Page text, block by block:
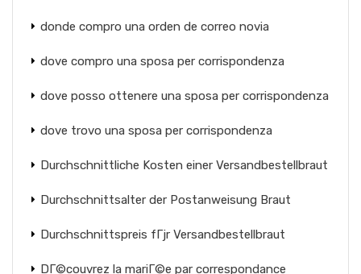
donde compro una orden de correo novia
dove compro una sposa per corrispondenza
dove posso ottenere una sposa per corrispondenza
dove trovo una sposa per corrispondenza
Durchschnittliche Kosten einer Versandbestellbraut
Durchschnittsalter der Postanweisung Braut
Durchschnittspreis fГјr Versandbestellbraut
DГ©couvrez la mariГ©e par correspondance